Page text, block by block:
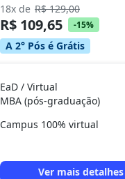
18x de R$ 129,00
R$ 109,65 -15%
A 2° Pós é Grátis
EaD / Virtual
MBA (pós-graduação)
Campus 100% virtual
Ver mais detalhes